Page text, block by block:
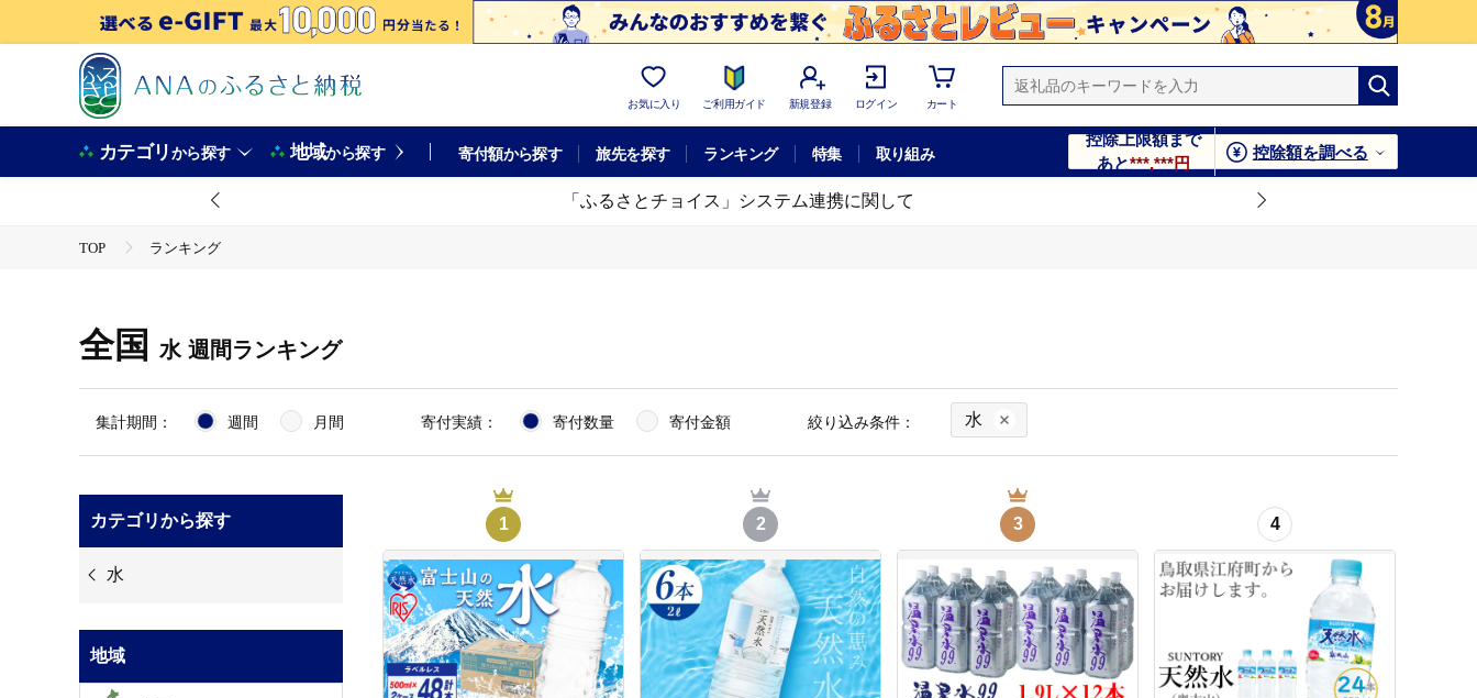
お気に入り ご利用ガイド 新規登録 ログイン カート
カテゴリから探す 地域から探す 寄付額から探す 旅先を探す ランキング 特集 取り組み
控除上限額まで
あと***,***円
控除額を調べる
「ふるさとチョイス」システム連携に関して
TOP ランキング
全国 水 週間ランキング
集計期間： 週間 月間 寄付実績： 寄付数量 寄付金額 絞り込み条件： 水
カテゴリから探す
水
地域
1 2 3 4